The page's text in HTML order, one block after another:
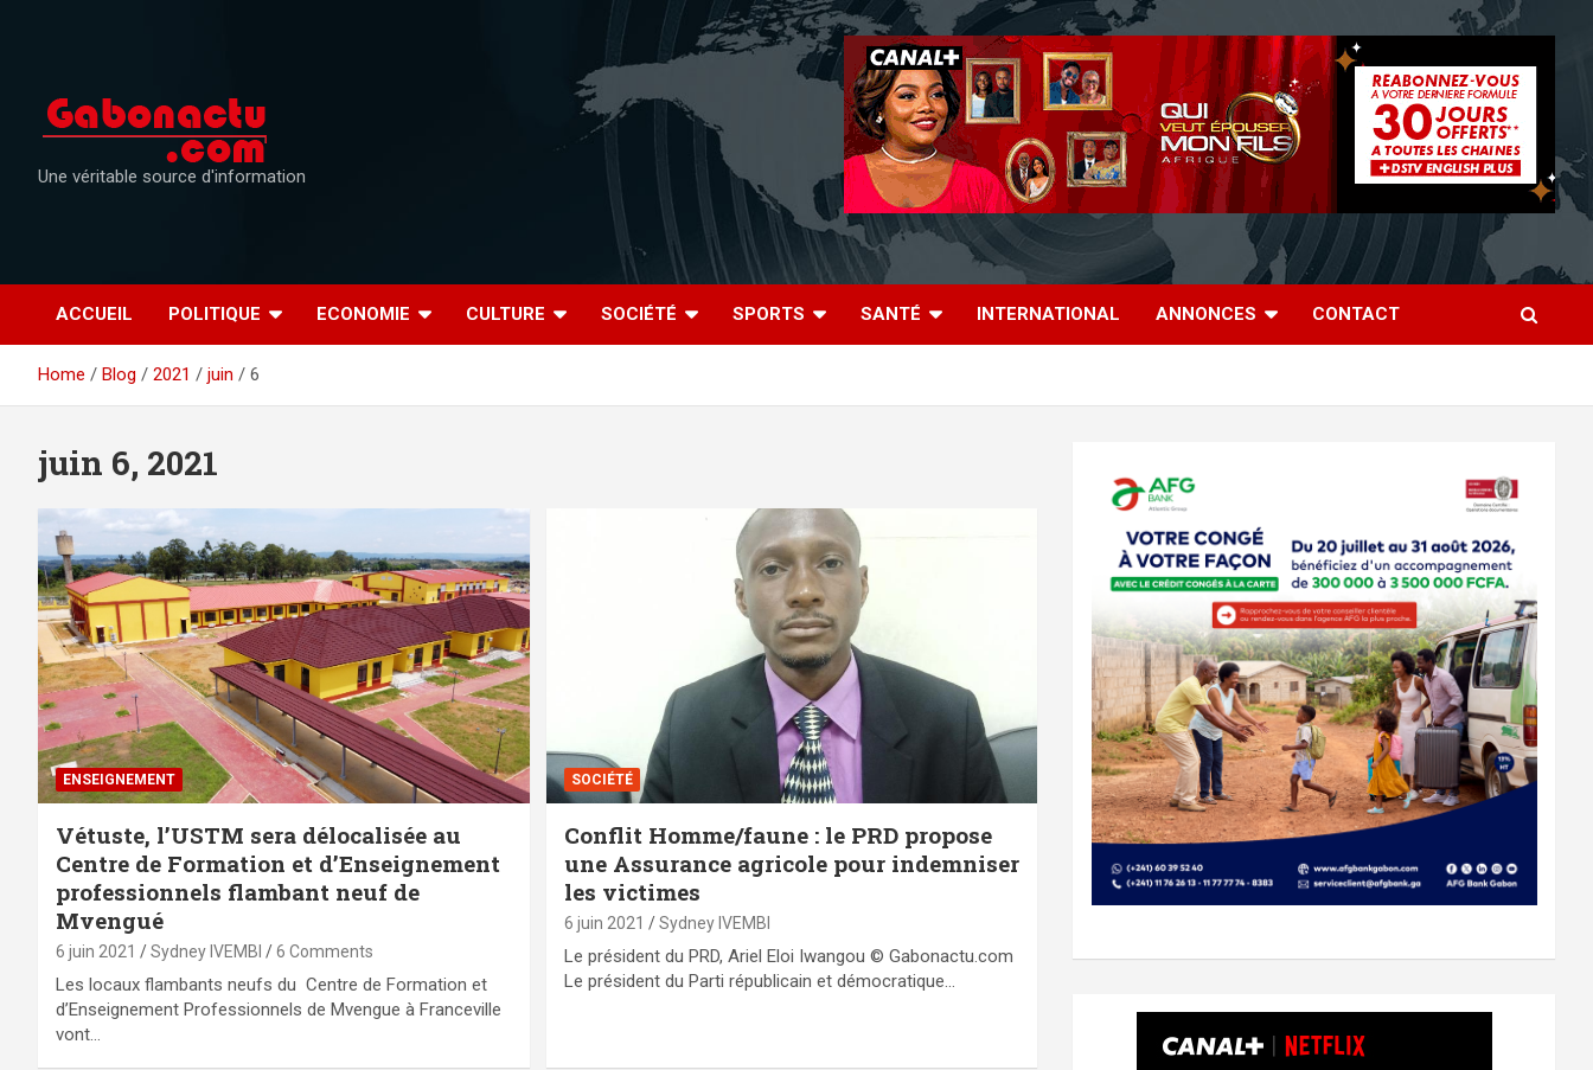
Une véritable source d'information
ACCUEIL POLITIQUE ECONOMIE CULTURE SOCIÉTÉ SPORTS SANTÉ INTERNATIONAL ANNONCES CONTACT
Home Blog 2021 juin 6
juin 6, 2021
ENSEIGNEMENT
Vétuste, l’USTM sera délocalisée au
Centre de Formation et d’Enseignement
professionnels flambant neuf de
Mvengué
6 juin 2021 Sydney IVEMBI 6 Comments
Les locaux flambants neufs du Centre de Formation et
d’Enseignement Professionnels de Mvengue à Franceville
vont…
SOCIÉTÉ
Conflit Homme/faune : le PRD propose
une Assurance agricole pour indemniser
les victimes
6 juin 2021 Sydney IVEMBI
Le président du PRD, Ariel Eloi Iwangou © Gabonactu.com
Le président du Parti républicain et démocratique…